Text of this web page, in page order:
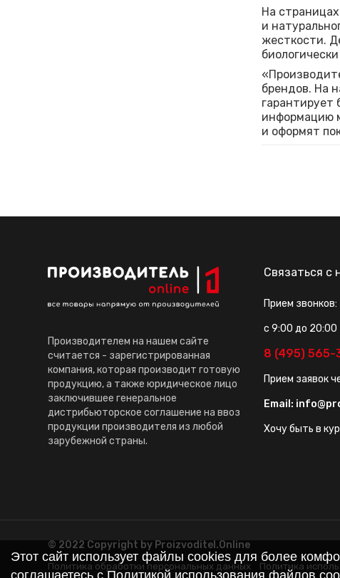
На
и
жесткости.
брендов. На
гарантирует
информацию
и оформят
Производителем на нашем сайте
считается - зарегистрированная
компания, которая производит готовую
продукцию, а также юридическое лицо
заключившее генеральное
дистрибьюторское соглашение на ввоз
продукции производителя из любой
зарубежной страны.
Связаться с
Прием звонков:
с 9:00 до 20:00
8 (495) 565-
Прием заявок
Email:
Хочу быть в
© 2022 Copyright by Proizvoditel.Online
Политика обработки персональных данных Политика
Этот сайт использует файлы cookies для более
соглашаетесь с Политикой использования файлов